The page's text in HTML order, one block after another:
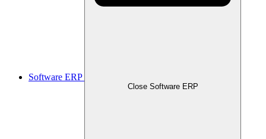
Software ERP
Close Software ERP